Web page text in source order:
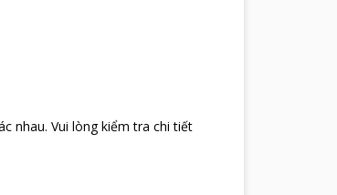
nhau. Vui lòng kiểm tra chi tiết